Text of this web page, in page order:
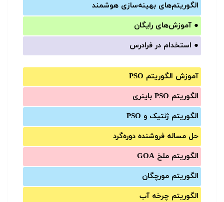
الگوریتم‌های بهینه‌سازی هوشمند
● آموزش‌های رایگان
● استخدام در فرادرس
آموزش الگوریتم PSO
الگوریتم PSO باینری
الگوریتم ژنتیک و PSO
حل مساله فروشنده دوره‌گرد
الگوریتم ملخ GOA
الگوریتم مورچگان
الگوریتم چرخه آب